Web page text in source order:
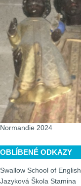
Normandie 2024
OBLÍBENÉ ODKAZY
Swallow School of English
Jazyková Škola Stamina